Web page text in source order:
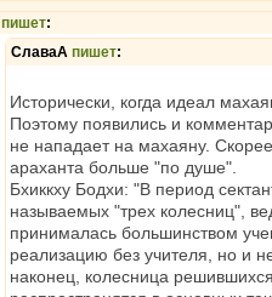
пишет:
СлаваА пишет:
Исторически, когда идеал
Поэтому появились и
не нападает на махаяну.
араханта больше "по душе".
Бхиккху Бодхи: "В период
называемых "трех колесниц",
принималась большинством
реализацию без учителя, но и
наконец, колесница